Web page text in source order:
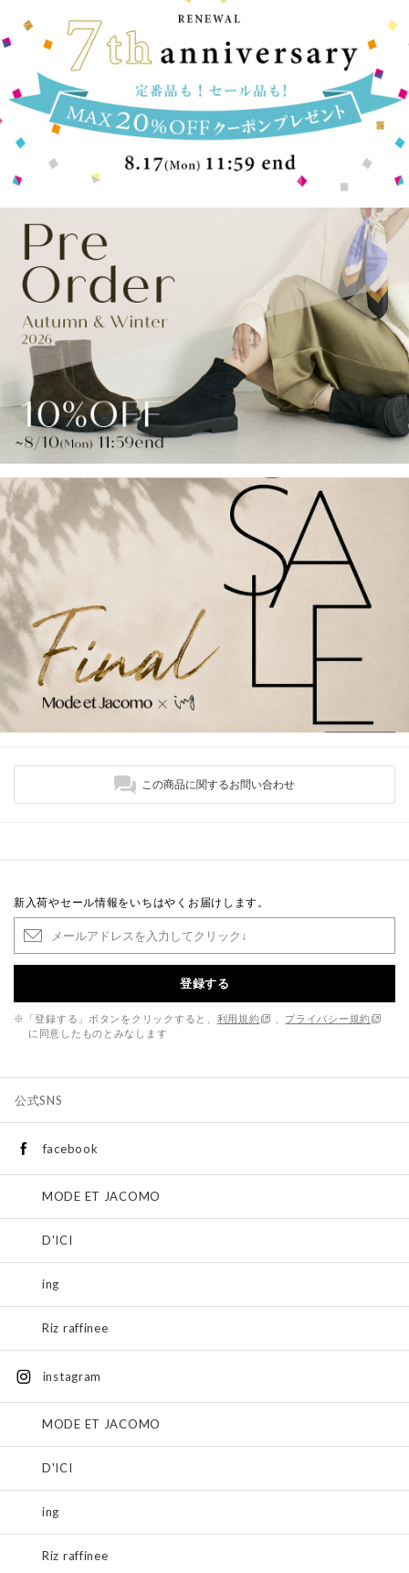
この商品に関するお問い合わせ
新入荷やセール情報をいちはやくお届けします。
登録する
※「登録する」ボタンをクリックすると、 利用規約
プライバシー規約
に同意したものとみなします
公式SNS
facebook
MODE ET JACOMO
D'ICI
ing
Riz raffinee
instagram
MODE ET JACOMO
D'ICI
ing
Riz raffinee